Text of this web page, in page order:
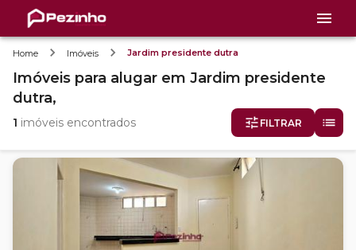
Home Imóveis Jardim presidente dutra
Imóveis para alugar em Jardim presidente
dutra,
1 imóveis encontrados FILTRAR